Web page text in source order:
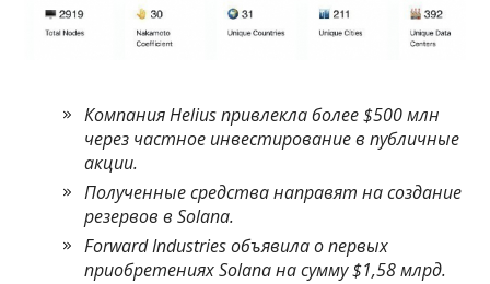
Компания Helius привлекла более $500 млн
через частное инвестирование в публичные
акции.
Полученные средства направят на создание
резервов в Solana.
Forward Industries объявила о первых
приобретениях Solana на сумму $1,58 млрд.